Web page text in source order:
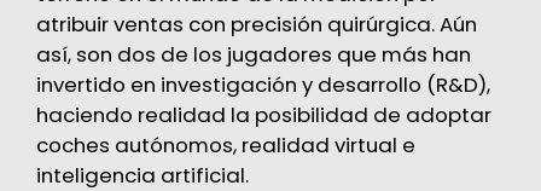
atribuir ventas con precisión quirúrgica. Aún
así, son dos de los jugadores que más han
invertido en investigación y desarrollo (R&D),
haciendo realidad la posibilidad de adoptar
coches autónomos, realidad virtual e
inteligencia artificial.